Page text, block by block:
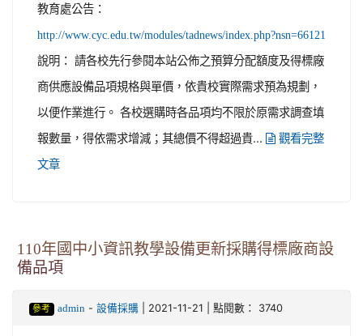
教育處公告：
http://www.cyc.edu.tw/modules/tadnews/index.php?nsn=66121
說明： 請各校先行參閱本站公佈之預算分配額度及得標廠
商供應設備品項規格與單價，依貴校實際需求預為規劃，
以便作業進行。 各校選購時各品項均不限於原需求調查填
報數量，得依需求增減；其總價不得超過貴...
觀看完整
文章
110年國中小資訊教學設備更新採購得標廠商設
備品項
參考 admin- 設備採購| 2021-11-21 | 點閱數： 3740